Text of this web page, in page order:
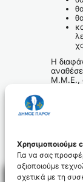
Χρησιμοποιούμε
Για να σας
αξιοποιούμε
σχετικά με τη
Η
Μ.Μ.Ε.,
αυτή